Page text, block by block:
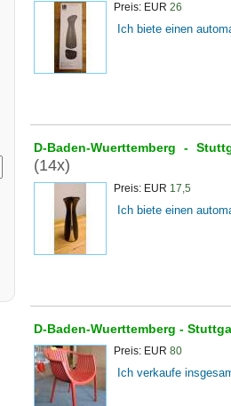
Preis: EUR 26
Ich biete einen
D-Baden-Wuerttemberg -
(14x)
Preis: EUR 17,5
Ich biete einen
D-Baden-Wuerttemberg -
Preis: EUR 80
Ich verkaufe